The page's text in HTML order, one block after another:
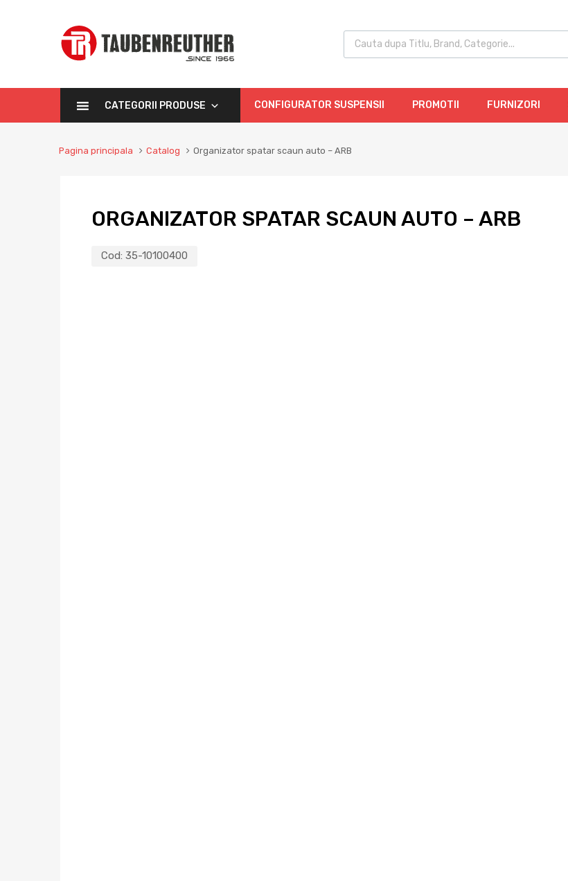
CATEGORII PRODUSE CONFIGURATOR SUSPENSII PROMOTII FURNIZORI
Pagina principala Catalog Organizator spatar scaun auto – ARB
ORGANIZATOR SPATAR SCAUN AUTO – ARB
Cod: 35-10100400